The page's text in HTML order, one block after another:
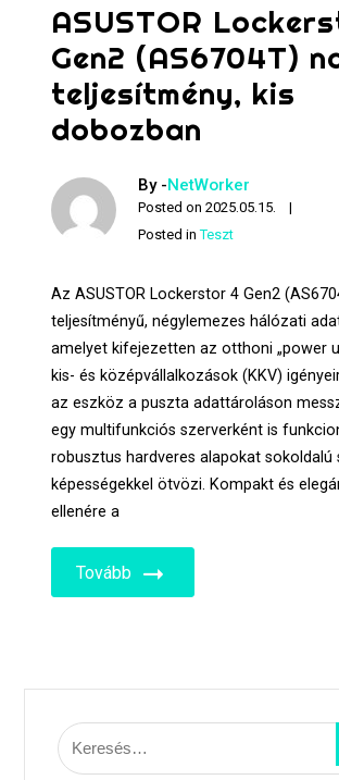
ASUSTOR
Gen2 (AS6704T)
teljesítmény, kis
dobozban
By -NetWorker
Posted on2025.05.15.
Posted inTeszt
Az ASUSTOR Lockerstor 4 Gen2
teljesítményű, négylemezes hálózati
amelyet kifejezetten az otthoni „power
kis- és középvállalkozások (KKV)
az eszköz a puszta adattároláson
egy multifunkciós szerverként is
robusztus hardveres alapokat sokoldalú
képességekkel ötvözi. Kompakt és
ellenére a
Tovább
Keresés: